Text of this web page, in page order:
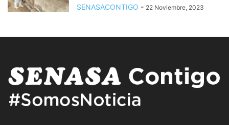
SENASACONTIGO - 22 Noviembre, 2023